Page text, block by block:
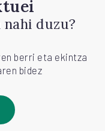
duzu?
berri eta ekintza
bidez